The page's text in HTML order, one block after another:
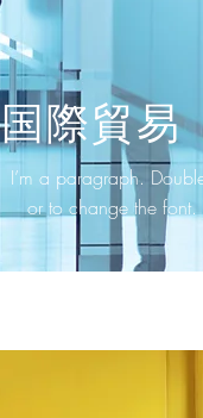
国際貿易
I’m a paragraph.
or to change the font.